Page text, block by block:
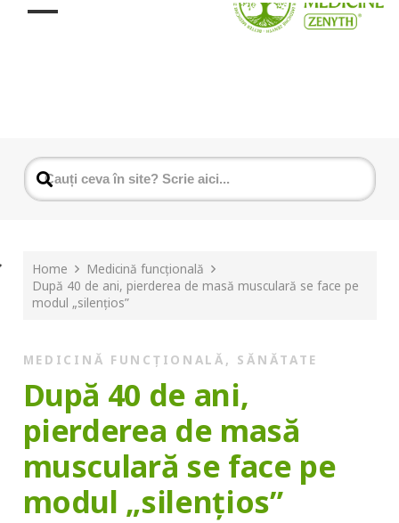
Home
Medicină funcțională
După 40 de ani, pierderea de masă musculară se face pe
modul „silențios”
MEDICINĂ FUNCȚIONALĂ , SĂNĂTATE
După 40 de ani,
pierderea de masă
musculară se face pe
modul „silențios”